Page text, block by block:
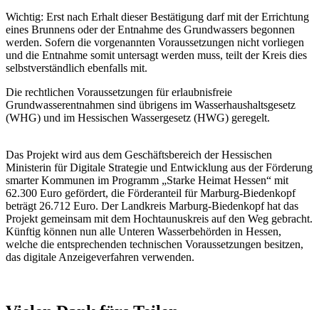
Wichtig: Erst nach Erhalt dieser Bestätigung darf mit der Errichtung
eines Brunnens oder der Entnahme des Grundwassers begonnen
werden. Sofern die vorgenannten Voraussetzungen nicht vorliegen
und die Entnahme somit untersagt werden muss, teilt der Kreis dies
selbstverständlich ebenfalls mit.
Die rechtlichen Voraussetzungen für erlaubnisfreie
Grundwasserentnahmen sind übrigens im Wasserhaushaltsgesetz
(WHG) und im Hessischen Wassergesetz (HWG) geregelt.
Das Projekt wird aus dem Geschäftsbereich der Hessischen
Ministerin für Digitale Strategie und Entwicklung aus der Förderung
smarter Kommunen im Programm „Starke Heimat Hessen“ mit
62.300 Euro gefördert, die Förderanteil für Marburg-Biedenkopf
beträgt 26.712 Euro. Der Landkreis Marburg-Biedenkopf hat das
Projekt gemeinsam mit dem Hochtaunuskreis auf den Weg gebracht.
Künftig können nun alle Unteren Wasserbehörden in Hessen,
welche die entsprechenden technischen Voraussetzungen besitzen,
das digitale Anzeigeverfahren verwenden.